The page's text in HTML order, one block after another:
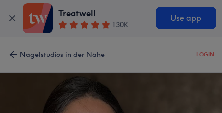
Treatwell
130K
Use app
Nagelstudios in der Nähe LOGIN